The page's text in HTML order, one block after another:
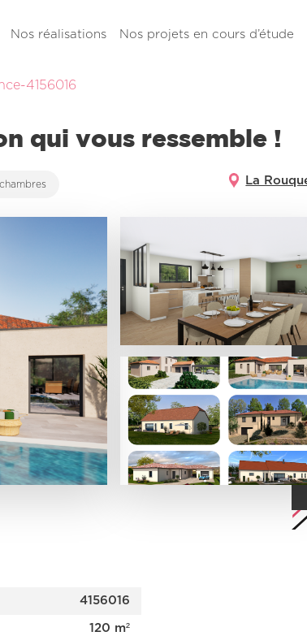
Nos réalisations Nos projets en cours d’étude
4156016
qui vous ressemble !
La
4156016
120 m²